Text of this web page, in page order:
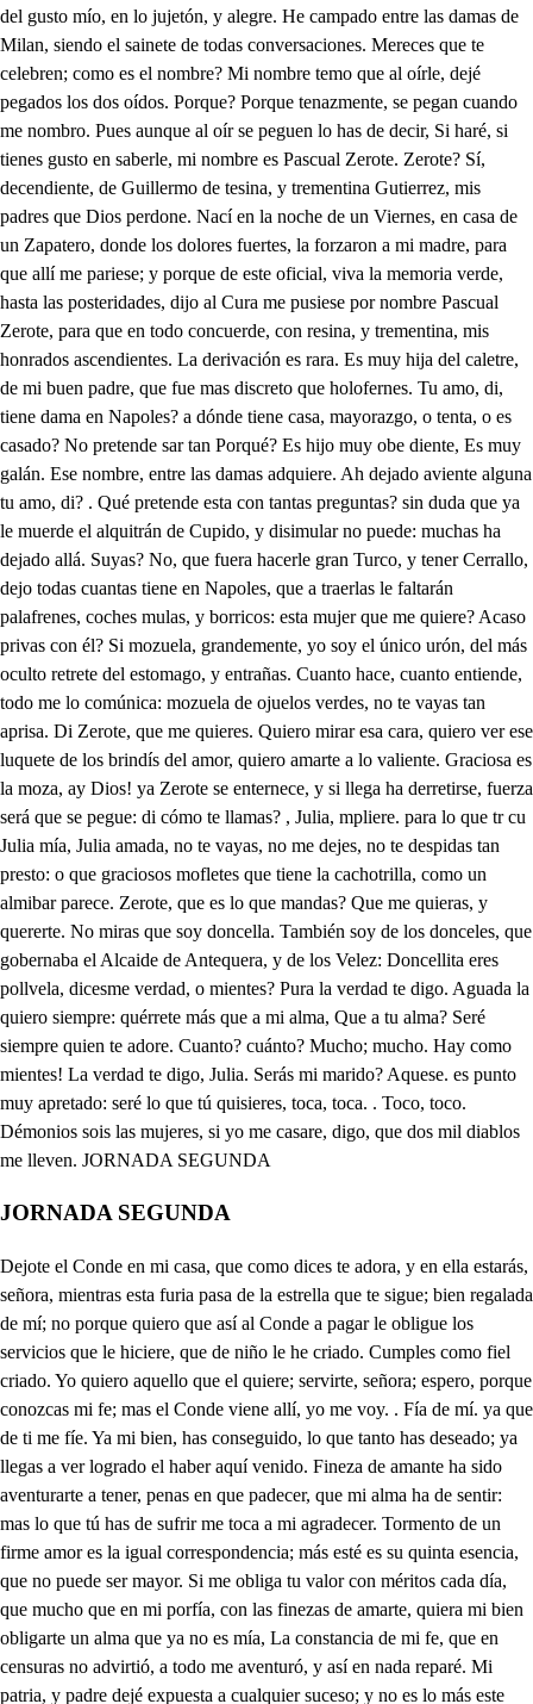
JORNADA SEGUNDA
Dejote el Conde en mi casa, que como dices te adora, y en ella estarás, señora, mientras esta furia pasa de la estrella que te sigue; bien regalada de mí; no porque quiero que así al Conde a pagar le obligue los servicios que le hiciere, que de niño le he criado. Cumples como fiel criado. Yo quiero aquello que el quiere; servirte, señora; espero, porque conozcas mi fe; mas el Conde viene allí, yo me voy. . Fía de mí. ya que de ti me fíe. Ya mi bien, has conseguido, lo que tanto has deseado; ya llegas a ver logrado el haber aquí venido. Fineza de amante ha sido aventurarte a tener, penas en que padecer, que mi alma ha de sentir: mas lo que tú has de sufrir me toca a mi agradecer. Tormento de un firme amor es la igual correspondencia; más esté es su quinta esencia, que no puede ser mayor. Si me obliga tu valor con méritos cada día, que mucho que en mi porfía, con las finezas de amarte, quiera mi bien obligarte un alma que ya no es mía, La constancia de mi fe, que en censuras no advirtió, a todo me aventuró, y así en nada reparé. Mi patria, y padre dejé expuesta a cualquier suceso; y no es lo más este exceso, que dejara, pues te adoro, por ti de Midas el oro, y los tesoros de Creso, ̱ Del haberme detenido en venirte a visitar, si bien no tuve lugar, humilde perdón te pido. Dime, te has entristecido? puesta la mano en los ojos, mi bien: cesen los enojos; pues el ver tanto rigor dudar ha hecho mi amor, mirando aquesos despojos. No te espantes; pues en ti veo Conde, y señor mío, el injusto desvarío con que mi honor ofendí. Contemplo de un padre viejo las por ti ofendidas canas, y que en penas inhumanas, solo, y sin vida le dejo. Y por eso de esta suerte mi afición dudosa está, como el que luchando va entre la vida, y la muerte. Mas si tú quieres, señor, bien lo puedes remediar, con quererte aventurar a ser premio de mi amor. Mi afición conocerás, y que de aquesta manera, la que ser tu esclava espera, no es posible amarte más. Que si entonces tu afición, que esto quiere que te arguya, para hacerme, Conde, tuya, no buscaba información. Como agora te reusas, que en mi resistencia ves a tu amor, si es que amor es, si de ser firme te excusas? Pero si acaso el temer, que mi calidad no es tal, que sea a la tuya igual, yo te haré, Conde, entender, como de esposa la mano quieras darme, que en razón de nobleza, y opinión, el pariente más cercano de un Rey, puede mi nobleza sus razones emplear, y para dueño estimar, que yo admita su grandeza. Pero si en el interés la sangre se ha de juntar, poco en mí podrás hallar, que poca mi hacienda es. No pases más adelante, que más no puedo querer, si en tu beldad vengo a ver la riqueza más bastante. Y si palabra, señora, de ser tu marido aquí no te doy: no es porque en mí falta voluntad agora. Quiero poner en estado, hermosa Elvira, mi hermana, que es su beldad soberana: aquesto me da cuidado. Pero palabra te doy, que en casándola, has de ser dueño mío, y has de ver la obligación en que estoy; y en señal te doy la mano. Y yo, señor, la recibo. Que favor tan soberano! Ya eres mío? No hay dudar, que te tengo de servir. Si lo llegas a cumplir. que más dichoso, esperar! Ni que más dulce consuelo, y a Dios con esto, Después me volverás a ver? A Dios, pues, C. A Dios Conde. A Dios mi Cielo. Que tal me haya sucedido? Jesús, Jesús! Ves al diablo? que alzas los ojos al Cielo? que tienes? estás borracho? de que agora te suspendes? de que estás tan espantado? haces papel de celoso, u representas acaso en esta Comedia tú, papel de desesperado; que según te miro triste, retorciéndote las manos, hablar sin formar razones, mordiéndote entrambas manos, o estás loco, o no te entiendo, o has perdido, o has jugado, o eres figura que quiere dar a entender que sabe algo de importancia, sin saberlo, o te imaginas. . Aspacio, aspacio Julia, que basta, para lo que estás mirando, que estoy casado contigo; mas puesto que fui forzado, yo sabré lo que he de hacer. Eso le embaraza tanto. No quieres que me embaraze, cuerpo de Cristo, es bocado para tragarle, sin qué reviente, por no mazcarlo, Señores, que diese en mí agora este ramalazo; porque la vi dos sortijas, y me mercó unos zapatos, por tan corto dote, Cielos! No se encolerice tanto, que en mi conciencia que estoy por pedir divorcio, Vamos luego al instante, tú, y yo llamaremos el Notario, para que empiece el proceso; y porque no falte paño sobre que escribir la causa, yo te daré con un palo muy bien, en esas costillas: querrás más? Que esté escuchando esto a un pícaro! Qué quieres? es mal año de casados este, sin duda ninguna: llévenme cuarenta diablos, si no te quisiera ver en la ala de un tejado, caer desde abajo arriba, y hacerte dos mil pedezos. Yo lo serviré, Rey mío. Julia, el peor estado. que hay en el mundo, os aqueste; no hay disgustos, no hay enfados, que no tenga el que se casa. Luego está desazonado un hombre, todo le cansa, y luego es el dedo malo de su casa; todo topa en él; todos son cuidados: La mujer a todas horas le está siempre atormentando; si la mira, la ve triste; si la llama, está llorando; si la pregunta que tiene, le dice, que se ha acabado el dinero, y que ha sentido un gran dolor en un brazo, que la llamen al Dotor, que vayan al Boncario por más de cincuenta cosas; si uno lo siente, es tirano; si se enoja, es imprudente; ya régala, es un falso; si alza la voz, los vecinos vienen luego alborotados, y cada uno de por sí, la reprenden muy de espacio. Que es un Ángel la señora suele decir un barbado, y muy fruncida una vieja, que es lástima ver el trato que le hace el marido, hay hombres, dice una doncella, cuantos hay en el mundo, merecen estar en fuego abrasados. Lo que pasa esta señora, con rostro muy ponderado dice una casada, y todos, siendo al marido contrarios, le quieren beber la sangre, sin advertir en el caso presente, la sinrazón, que está el triste hombre pasando. Pues que; cuando llega el día, la criada que va al rastro, con que desvergüenza llega a pedir para recado. Ves aquí para tocino, para verdura, y garbanzos, para carne ya te di, no ha dado uste; si te he dado: cuando? agora: qué es aquesto? que siempre has de estar silando: mal haya tan mala moza: cuéntalo, ya lo he contado; y sobre si dio u no dio, cosa que importa dos clavos, se levanta una pendencia, que le dura todo el año. Pues qué, cuando tiene niños, y estor tales no han llegado a pedir la caca, luego le dicen al maridazo, mire que se ensucia el niño, Tráígámele aquí volando, donde le echa el perégil encima de los zapatos. Vive Dios, que el que se casa, que debe de estar borracho, o que le engaño el demonio, o no quiere ser Cristiano. Si hubiera yo de decir, lo que nosotras pasamos, no acabara en treintadías; pero estas cosas dejando: dijistele tú a Don Juan, como le quedó aguardando mi señora. Ya le dije: pero ellos vienen hablando, voyme a consolar agora a la taberna entre tanto, con otro amigo, que vive como yo tan mal casado. Que notable atrevimiento es elimo! estoy turbada! si vine determinada, ya turbada me arrepiento. Que fingular hermosura! Sin alma estoy! estoy ciega: mas como a hablarme no llega? yo tengo poca ventura: que tengo, que estoy temblando? quiérole dar un favor, dándole a entender mi amor, sin mostrar que muero amando. El guante se te ha caído. Poco a mi amor corresponde: dónde está mi hermano el Conde? En Palacio, no ha entendido: el guante se te cayó. A mucho mi hermano te estima: que este favor no le anima? Bien la entiendo; pero yo . me precio de Caballero, y no he de ser desleal a un amigo tan leal; pues quiere lo que yo quiero. Poco presumo que estimas mis prendas. Porque, señora? Pues cayendóseme agora, a aguardarlas no te animas. Antes es mayor decoro, y a volvértelas me animo; pues por tuyas las estimo, y por tales las adoro. A estimarlas tu Don Juan; presumo que apetecieras a su dueño, y que quisieras estar donde ellas están. Desde el día que llegaste a mi casa, ay Dios! direlo? pero que he de hacer, recelo que el corazón me robaste: no pretendía decir esta amorosa pasión, hasta que mi corazón quiso a la boca salir. Estoy tan agradecido a la merced que me has hecho, que es corto lugar mi pecho, para un favor tan crecido, Y con toda el alma estimo, el verlo que me has honrado, aunque por ser desdichado, a servirte no me animo. Débole al Conde tu hermano, amistad tan peregrina; que a perder tu amor me inclina el bien que en el suyo gano. Y te juro; que es de suerte el amor con que te quiero, que en ansencia tuya, espero solo el rigor de la muerte, Pues casándote conmigo, Juan, que amistad ofendes? Antes bien, mi honor defiendes. El que es verdadero amigo, de tal suerte lo ha de ser, que en todo guarde lealtad: esto debo a su amistad. Que poco sabes querer. Y agora quedá con díos, que mucho a mis ojos temo. Qué amigo con tanto extremo. Somoslo mucho los dos. No es posible que has amado, pues me dejas de esta suerte. Si vuelvo, señora, a verte, dejaré de ser honrado. Qué es esto señora mía? cómo te deja Don Juan? como con nubes están tus soles al medio día? No lo sé, castigo ha sido del amor que del burlaba, que las flechas de su aljaba, dentro en mi pecho ha escondido. Yo dije que era vileza tener amor; mas ya veo, que mi amoroso deseo, a darme tormento empieza. Si tú quieres que te dé un remedio, fía de mí, que antes de mañana aquí a Don Juan rendido; di, el no dice que te adora, y que por guardar lealtad de tu hermano, a la amistad, va huyendo de ti señora? Si Julia. Pues con engaño he de ponerte con él. Qué dices? Si ha de ser él el remedio de tu daño, siendo tu matido, que hay que temer? ven. Tan ciega mi alma al remedio llega, que lo que dices haré. O amor a lo que me pones por tu causa! Ventras mí. Camina, que voy tras ti, llena voy de confusiones. Yo to digo la verdad. No es posible, no lo creo, aunque tan grandes fortunas que persiguen, que sospecho, que para acabar mi vida, que ya a los umbrales veo de la muerte: el cielo ordena tales acontecimientos. Escribí a mi hijo a Flandes el lamentable suceso de mi honor, y le m